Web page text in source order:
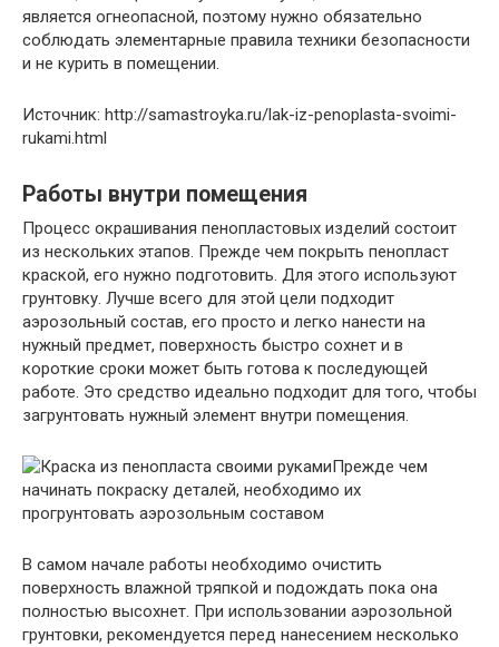
является огнеопасной, поэтому нужно обязательно
соблюдать элементарные правила техники безопасности
и не курить в помещении.
Источник: http://samastroyka.ru/lak-iz-penoplasta-svoimi-
rukami.html
Работы внутри помещения
Процесс окрашивания пенопластовых изделий состоит
из нескольких этапов. Прежде чем покрыть пенопласт
краской, его нужно подготовить. Для этого используют
грунтовку. Лучше всего для этой цели подходит
аэрозольный состав, его просто и легко нанести на
нужный предмет, поверхность быстро сохнет и в
короткие сроки может быть готова к последующей
работе. Это средство идеально подходит для того, чтобы
загрунтовать нужный элемент внутри помещения.
Прежде чем
начинать покраску деталей, необходимо их
прогрунтовать аэрозольным составом
В самом начале работы необходимо очистить
поверхность влажной тряпкой и подождать пока она
полностью высохнет. При использовании аэрозольной
грунтовки, рекомендуется перед нанесением несколько